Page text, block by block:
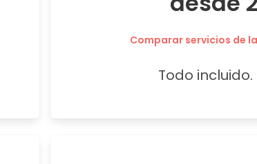
Comparar servicios de
Todo incluido.